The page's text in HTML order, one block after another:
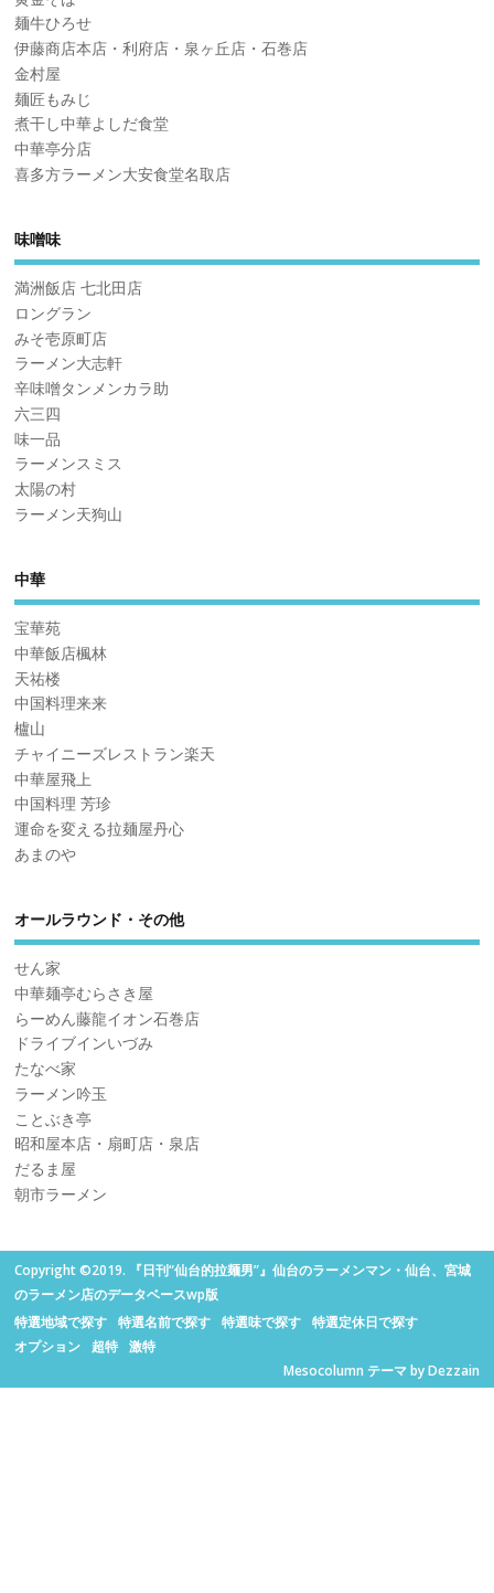
麺牛ひろせ
伊藤商店本店・利府店・泉ヶ丘店・石巻店
金村屋
麺匠もみじ
煮干し中華よしだ食堂
中華亭分店
喜多方ラーメン大安食堂名取店
味噌味
満洲飯店 七北田店
ロングラン
みそ壱原町店
ラーメン大志軒
辛味噌タンメンカラ助
六三四
味一品
ラーメンスミス
太陽の村
ラーメン天狗山
中華
宝華苑
中華飯店楓林
天祐楼
中国料理来来
櫨山
チャイニーズレストラン楽天
中華屋飛上
中国料理 芳珍
運命を変える拉麺屋丹心
あまのや
オールラウンド・その他
せん家
中華麺亭むらさき屋
らーめん藤龍イオン石巻店
ドライブインいづみ
たなべ家
ラーメン吟玉
ことぶき亭
昭和屋本店・扇町店・泉店
だるま屋
朝市ラーメン
Copyright ©2019. 『日刊“仙台的拉麺男”』仙台のラーメンマン・仙台、宮城
のラーメン店のデータベースwp版
特選地域で探す
特選名前で探す 特選味で探す
特選定休日で探す
オプション
超特 激特
Mesocolumn テーマ by Dezzain